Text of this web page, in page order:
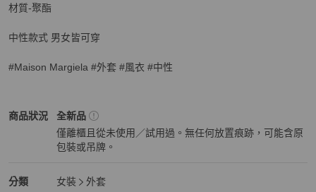
材質-聚酯
中性款式 男女皆可穿
#Maison Margiela #外套 #風衣 #中性
商品狀況
Maison Margiela女裝
全新品
僅離櫃且從未使用／試用過。無任何放置痕跡，可能含原
包裝或吊牌。
分類
Maison Margiela女裝分類資訊
女裝
外套